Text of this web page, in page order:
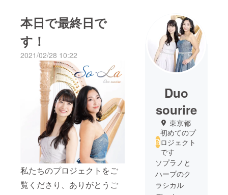
本日で最終日で
す！
2021/02/28 10:22
私たちのプロジェクトをご
覧くださり、ありがとうご
Duo
sourire
東京都
初めてのプ
ロジェクト
です
ソプラノと
ハープのク
ラシカル